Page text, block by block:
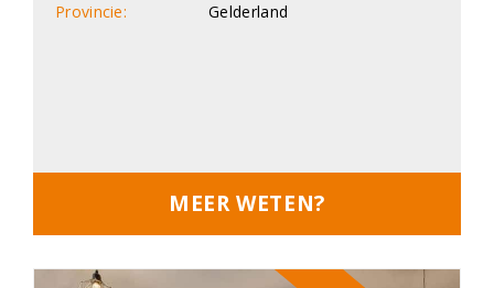
Provincie:
Gelderland
MEER WETEN?